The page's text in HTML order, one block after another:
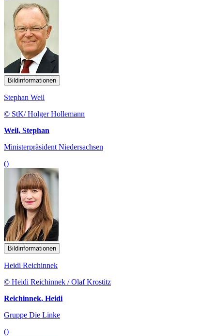
Bildinformationen
Stephan Weil
© StK/ Holger Hollemann
Weil, Stephan
Ministerpräsident Niedersachsen
()
Bildinformationen
Heidi Reichinnek
© Heidi Reichinnek / Olaf Krostitz
Reichinnek, Heidi
Gruppe Die Linke
()